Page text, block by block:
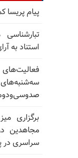
پیام پریسا
استناد به
برگزاری
مجاهدین
سراسری در